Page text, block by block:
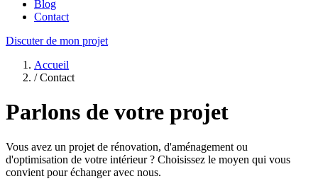
Blog
Contact
Discuter de mon projet
Accueil
/ Contact
Parlons de votre projet
Vous avez un projet de rénovation, d'aménagement ou
d'optimisation de votre intérieur ? Choisissez le moyen qui vous
convient pour échanger avec nous.